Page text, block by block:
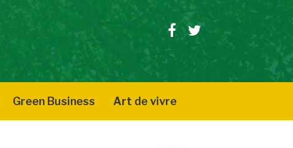
Facebook
Twitter
Green Business Art de vivre